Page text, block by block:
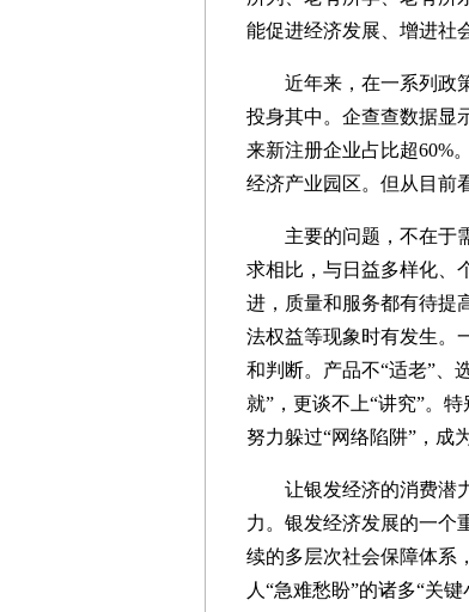
能促进经济发展、增进社
近年来，在一系列政策
投身其中。企查查数据显
来新注册企业占比超60%
经济产业园区。但从目前
主要的问题，不在于需
求相比，与日益多样化、
进，质量和服务都有待提
法权益等现象时有发生。
和判断。产品不“适老”、
就”，更谈不上“讲究”。
努力躲过“网络陷阱”，成
让银发经济的消费潜力
力。银发经济发展的一个
续的多层次社会保障体系
人“急难愁盼”的诸多“关